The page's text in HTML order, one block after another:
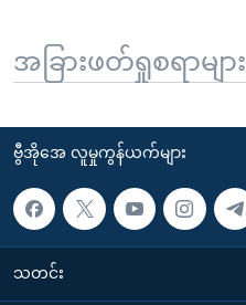
အခြားဖတ်ရှုစရာများ
ဗွီအိုအေ လူမှုကွန်ယက်များ
သတင်း